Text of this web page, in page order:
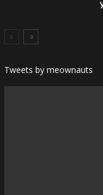
Tweets by meownauts